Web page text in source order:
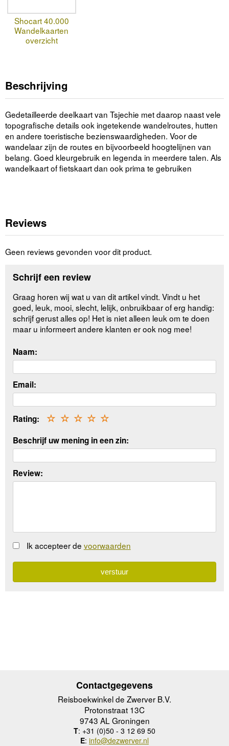
Shocart 40.000
Wandelkaarten
overzicht
Beschrijving
Gedetailleerde deelkaart van Tsjechie met daarop naast vele
topografische details ook ingetekende wandelroutes, hutten
en andere toeristische bezienswaardigheden. Voor de
wandelaar zijn de routes en bijvoorbeeld hoogtelijnen van
belang. Goed kleurgebruik en legenda in meerdere talen. Als
wandelkaart of fietskaart dan ook prima te gebruiken
Reviews
Geen reviews gevonden voor dit product.
Schrijf een review
Graag horen wij wat u van dit artikel vindt. Vindt u het
goed, leuk, mooi, slecht, lelijk, onbruikbaar of erg handig:
schrijf gerust alles op! Het is niet alleen leuk om te doen
maar u informeert andere klanten er ook nog mee!
Naam:
Email:
Rating: ☆
☆
☆
☆
☆
Beschrijf uw mening in een zin:
Review:
Ik accepteer de voorwaarden
Contactgegevens
Reisboekwinkel de Zwerver B.V.
Protonstraat 13C
9743 AL Groningen
T: +31 (0)50 - 3 12 69 50
E: info@dezwerver.nl